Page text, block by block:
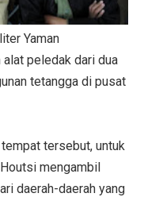
Yaman
peledak dari dua
tetangga di pusat
tersebut, untuk
mengambil
daerah-daerah yang